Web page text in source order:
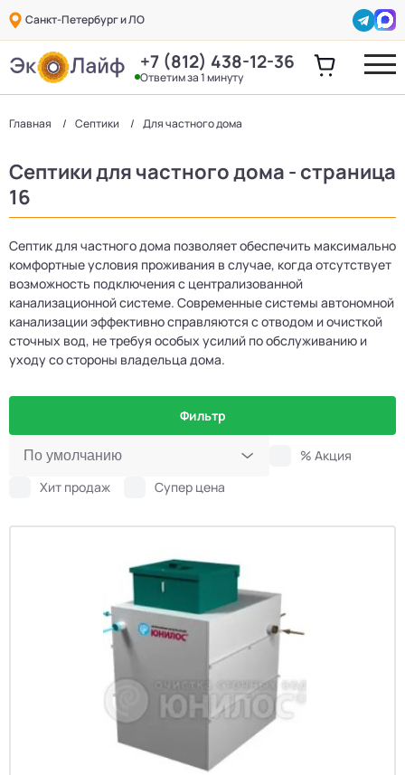
Санкт-Петербург и ЛО
+7 (812) 438-12-36
Ответим за 1 минуту
Главная Септики Для частного дома
Септики для частного дома - страница
16
Септик для частного дома позволяет обеспечить максимально
комфортные условия проживания в случае, когда отсутствует
возможность подключения с централизованной
канализационной системе. Современные системы автономной
канализации эффективно справляются с отводом и очисткой
сточных вод, не требуя особых усилий по обслуживанию и
уходу со стороны владельца дома.
Фильтр
% Акция
Хит продаж
Супер цена